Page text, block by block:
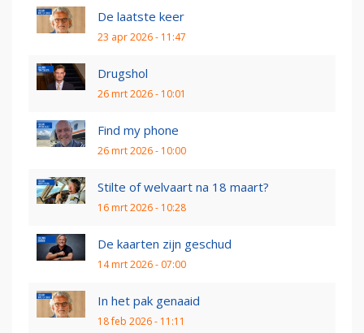
De laatste keer
23 apr 2026 - 11:47
Drugshol
26 mrt 2026 - 10:01
Find my phone
26 mrt 2026 - 10:00
Stilte of welvaart na 18 maart?
16 mrt 2026 - 10:28
De kaarten zijn geschud
14 mrt 2026 - 07:00
In het pak genaaid
18 feb 2026 - 11:11